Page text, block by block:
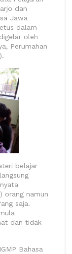
dan
Jawa
dalam
oleh
Perumahan
belajar
orang namun
saja.
dan tidak
Bahasa